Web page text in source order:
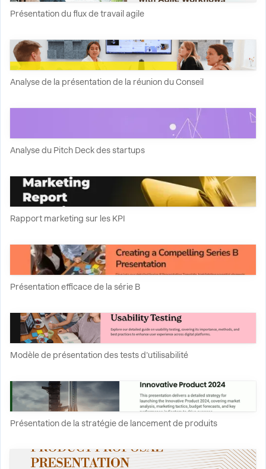
Présentation du flux de travail agile
Analyse de la présentation de la réunion du Conseil
Analyse du Pitch Deck des startups
Rapport marketing sur les KPI
Présentation efficace de la série B
Modèle de présentation des tests d'utilisabilité
Présentation de la stratégie de lancement de produits